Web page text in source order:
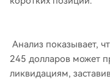
Анализ показывает,
245 долларов может
ликвидациям,